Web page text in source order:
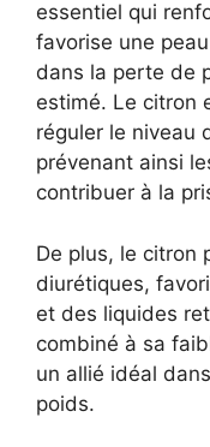
essentiel qui
favorise une
dans la perte de
estimé. Le citron
réguler le niveau
prévenant ainsi
contribuer à la
De plus, le citron
diurétiques,
et des liquides
combiné à sa
un allié idéal
poids.